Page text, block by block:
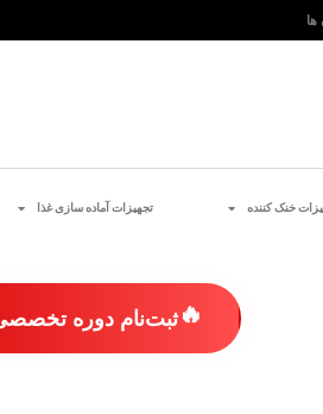
ها
خنک کننده تجهیزات آماده سازی غذا
🔥ثبت‌نام دوره